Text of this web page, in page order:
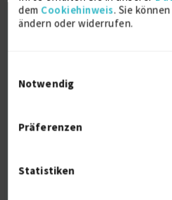
dem Cookiehinweis. Sie
ändern oder widerrufen.
Notwendig
Präferenzen
Statistiken
1994
Stuttgart
Ausbildung
Ausbildung